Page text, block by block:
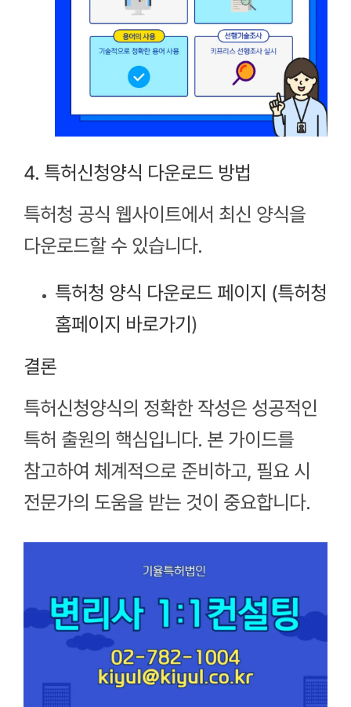
4. 특허신청양식 다운로드 방법
특허청 공식 웹사이트에서 최신 양식을
다운로드할 수 있습니다.
특허청 양식 다운로드 페이지 (특허청
홈페이지 바로가기)
결론
특허신청양식의 정확한 작성은 성공적인
특허 출원의 핵심입니다. 본 가이드를
참고하여 체계적으로 준비하고, 필요 시
전문가의 도움을 받는 것이 중요합니다.